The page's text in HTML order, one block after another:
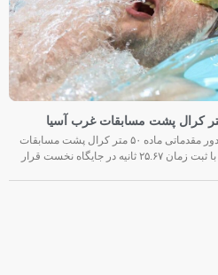
هومر عباسی، شناگر تیم ملی ایران، در دور مقدماتی ماده ۵۰ متر کرال پشت مسابقات